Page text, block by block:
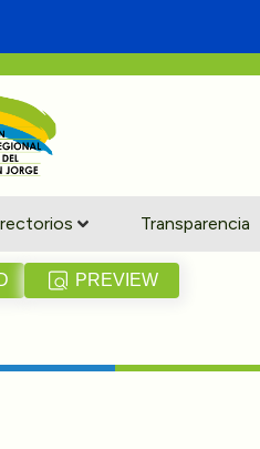
Transparencia
PREVIEW